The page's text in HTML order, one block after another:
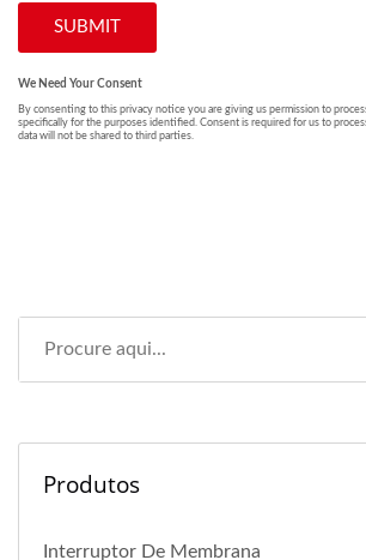
Produtos
Interruptor De Membrana